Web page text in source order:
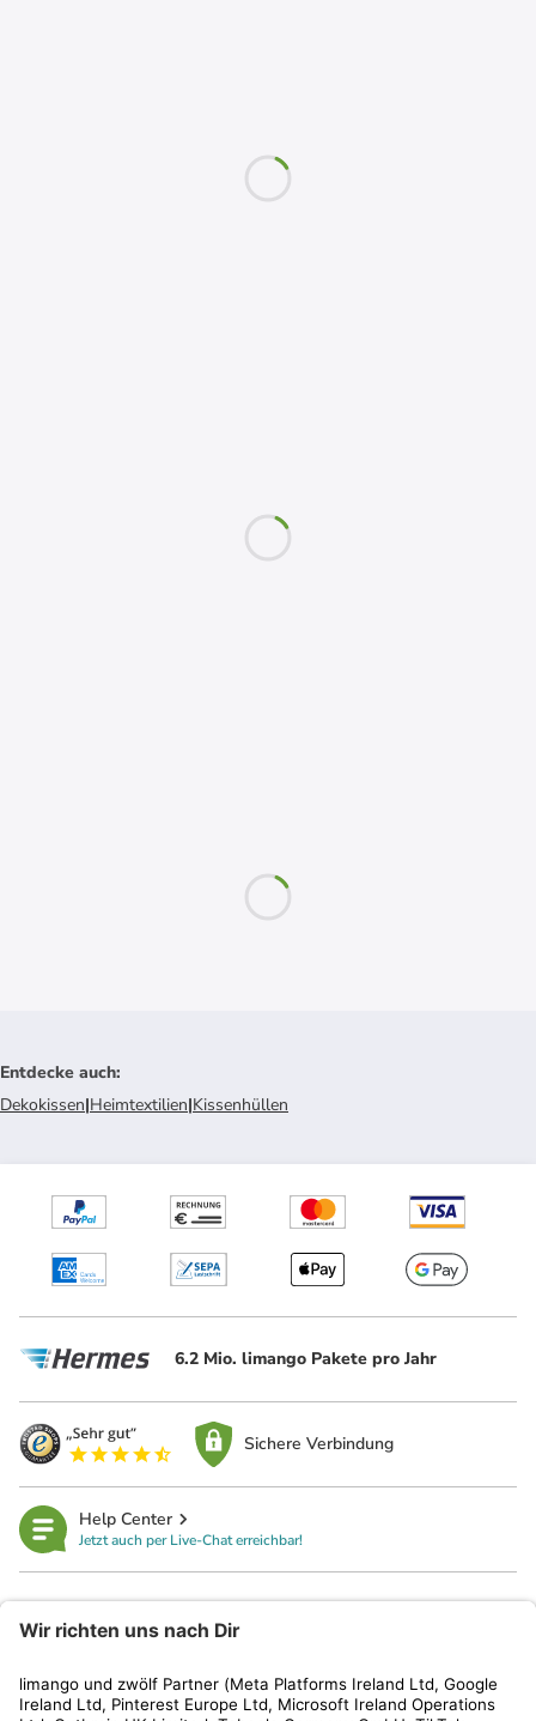
Entdecke auch:
Dekokissen|Heimtextilien|Kissenhüllen
6.2 Mio. limango Pakete pro Jahr
Sichere Verbindung
Help Center
Jetzt auch per Live-Chat erreichbar!